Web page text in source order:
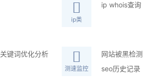
ip类
ip whois查询
关键词优化分析
测速监控
网站被黑检测
seo历史记录